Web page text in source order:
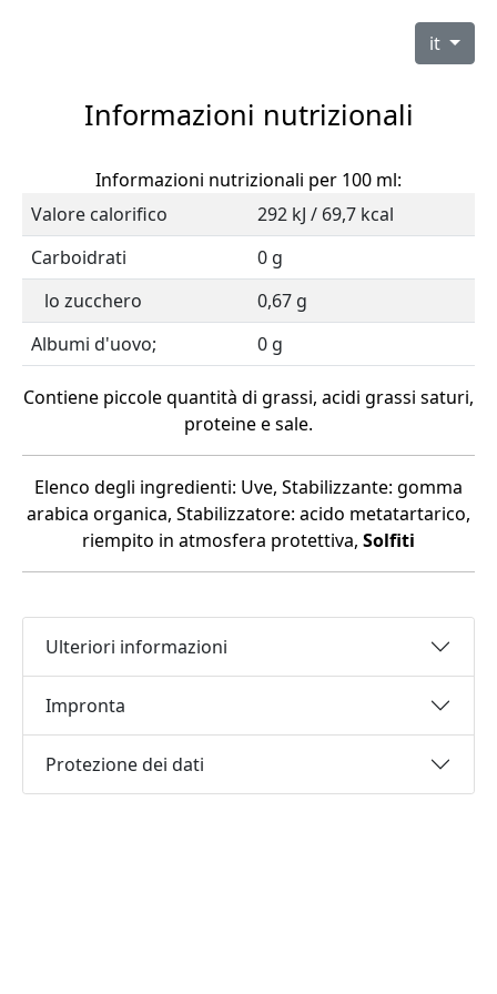
it
Informazioni nutrizionali
Informazioni nutrizionali per 100 ml:
Valore calorifico
292 kJ / 69,7 kcal
Carboidrati
0 g
lo zucchero
0,67 g
Albumi d'uovo;
0 g
Contiene piccole quantità di grassi, acidi grassi saturi,
proteine e sale.
Elenco degli ingredienti: Uve, Stabilizzante: gomma
arabica organica, Stabilizzatore: acido metatartarico,
riempito in atmosfera protettiva, Solfiti
Ulteriori informazioni
Impronta
Protezione dei dati